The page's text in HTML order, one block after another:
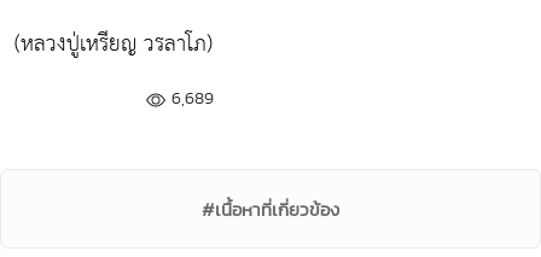
(หลวงปู่เหรียญ วรลาโภ)
6,689
#เนื้อหาที่เกี่ยวข้อง